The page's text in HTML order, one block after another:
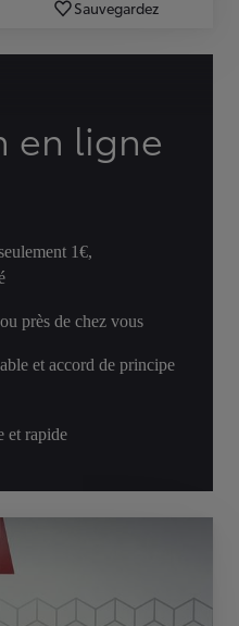
Sauvegardez
en ligne
1€,
près de chez vous
et accord de principe
et rapide